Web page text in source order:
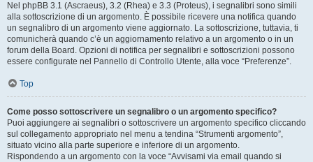
Nel phpBB 3.1 (Ascraeus), 3.2 (Rhea) e 3.3 (Proteus), i segnalibri sono simili
alla sottoscrizione di un argomento. È possibile ricevere una notifica quando
un segnalibro di un argomento viene aggiornato. La sottoscrizione, tuttavia, ti
comunicherà quando c’è un aggiornamento relativo a un argomento o in un
forum della Board. Opzioni di notifica per segnalibri e sottoscrizioni possono
essere configurate nel Pannello di Controllo Utente, alla voce “Preferenze”.
Top
Come posso sottoscrivere un segnalibro o un argomento specifico?
Puoi aggiungere ai segnalibri o sottoscrivere un argomento specifico cliccando
sul collegamento appropriato nel menu a tendina “Strumenti argomento”,
situato vicino alla parte superiore e inferiore di un argomento.
Rispondendo a un argomento con la voce “Avvisami via email quando si